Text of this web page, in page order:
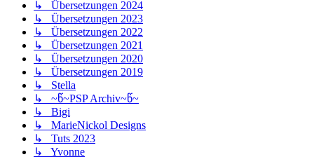
↳ Übersetzungen 2024
↳ Übersetzungen 2023
↳ Übersetzungen 2022
↳ Übersetzungen 2021
↳ Übersetzungen 2020
↳ Übersetzungen 2019
↳ Stella
↳ ~წ~PSP Archiv~წ~
↳ Bigi
↳ MarieNickol Designs
↳ Tuts 2023
↳ Yvonne